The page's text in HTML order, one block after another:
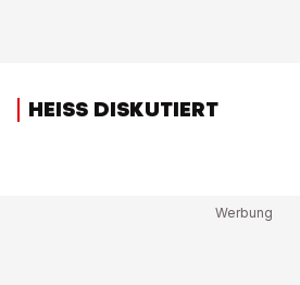
HEISS DISKUTIERT